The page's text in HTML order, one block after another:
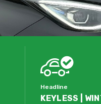
Headline
KEYLESS |